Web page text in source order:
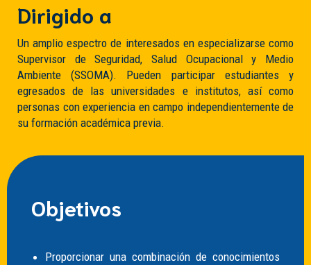
Dirigido a
Un amplio espectro de interesados ​​en especializarse como
Supervisor de Seguridad, Salud Ocupacional y Medio
Ambiente (SSOMA). Pueden participar estudiantes y
egresados ​​de las universidades e institutos, así como
personas con experiencia en campo independientemente de
su formación académica previa.
Objetivos
Proporcionar una combinación de conocimientos